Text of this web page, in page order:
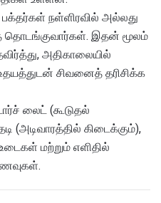
நள்ளிரவில் அல்லது
தொடங்குவார்கள். இதன் மூலம்
அதிகாலையில்
சிவனைத் தரிசிக்க
லைட் (கூடுதல்
(அடிவாரத்தில் கிடைக்கும்),
மற்றும் எளிதில்